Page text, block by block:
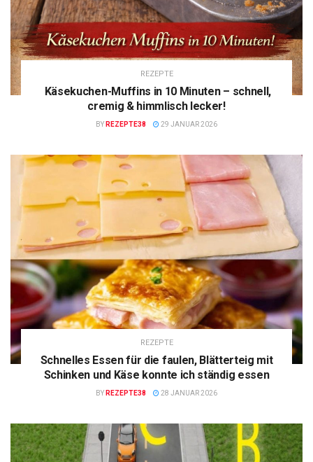
REZEPTE
Käsekuchen-Muffins in 10 Minuten – schnell,
cremig & himmlisch lecker!
BY REZEPTE38 29 JANUAR 2026
REZEPTE
Schnelles Essen für die faulen, Blätterteig mit
Schinken und Käse konnte ich ständig essen
BY REZEPTE38 28 JANUAR 2026